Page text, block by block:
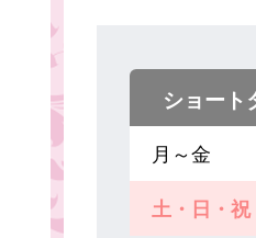
ショート
月～金
土・日・祝